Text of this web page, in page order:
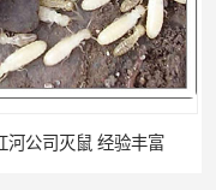
公司灭鼠 经验丰富